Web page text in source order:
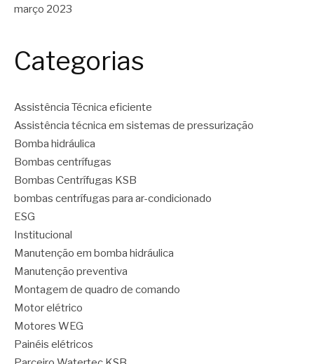
março 2023
Categorias
Assistência Técnica eficiente
Assistência técnica em sistemas de pressurização
Bomba hidráulica
Bombas centrífugas
Bombas Centrífugas KSB
bombas centrífugas para ar-condicionado
ESG
Institucional
Manutenção em bomba hidráulica
Manutenção preventiva
Montagem de quadro de comando
Motor elétrico
Motores WEG
Painéis elétricos